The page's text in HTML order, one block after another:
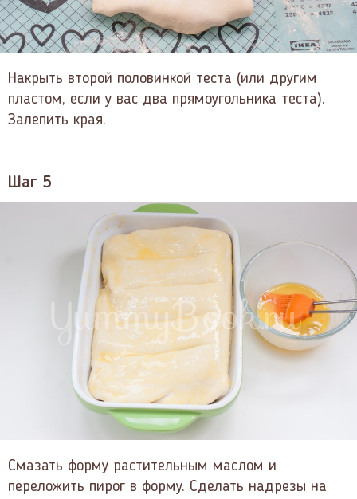
Накрыть второй половинкой теста (или другим
пластом, если у вас два прямоугольника теста).
Залепить края.
Шаг 5
Смазать форму растительным маслом и
переложить пирог в форму. Сделать надрезы на